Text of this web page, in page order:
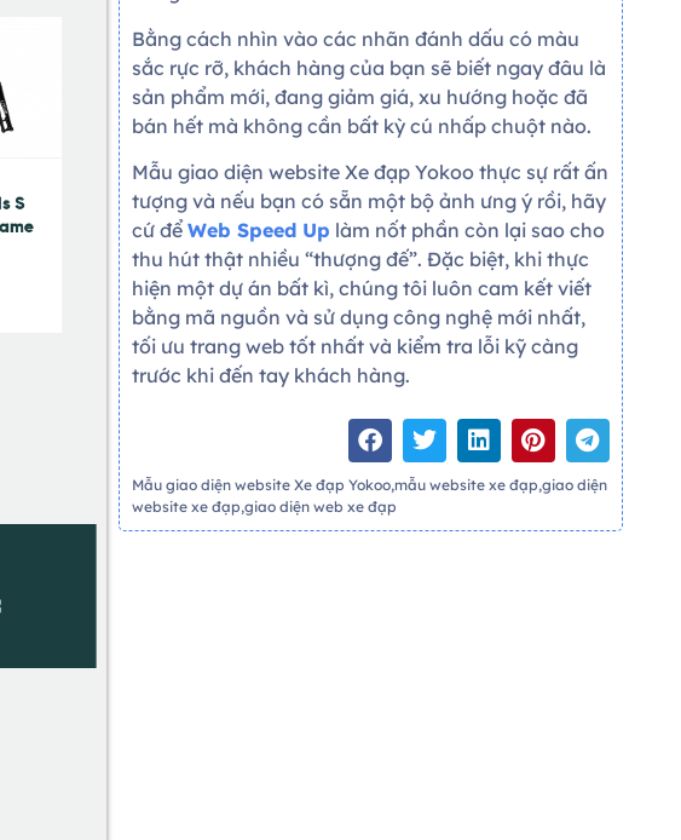
Bằng cách nhìn vào các nhãn đánh dấu có màu
sắc rực rỡ, khách hàng của bạn sẽ biết ngay đâu là
sản phẩm mới, đang giảm giá, xu hướng hoặc đã
bán hết mà không cần bất kỳ cú nhấp chuột nào.
Mẫu giao diện website Xe đạp Yokoo thực sự rất ấn
tượng và nếu bạn có sẵn một bộ ảnh ưng ý rồi, hãy
cứ đểWeb Speed Up làm nốt phần còn lại sao cho
thu hút thật nhiều “thượng đế”. Đặc biệt, khi thực
hiện một dự án bất kì, chúng tôi luôn cam kết viết
bằng mã nguồn và sử dụng công nghệ mới nhất,
tối ưu trang web tốt nhất và kiểm tra lỗi kỹ càng
trước khi đến tay khách hàng.
Mẫu giao diện website Xe đạp Yokoo,mẫu website xe đạp,giao diện
website xe đạp,giao diện web xe đạp